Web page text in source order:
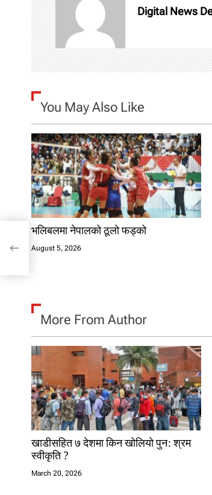
a
v
i
g
a
t
i
o
n
Digital News
You May Also Like
भलिबलमा नेपालको ठूलो फड्को
August 5, 2026
More From Author
खाडीसहित ७ देशमा किन खोलियो पुन: श्रम
स्वीकृति ?
March 20, 2026